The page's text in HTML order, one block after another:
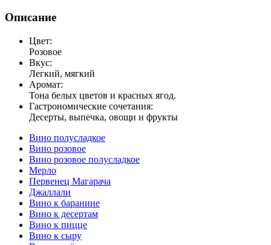
Описание
Цвет:
Розовое
Вкус:
Легкий, мягкий
Аромат:
Тона белых цветов и красных ягод.
Гастрономические сочетания:
Десерты, выпечка, овощи и фрукты
Вино полусладкое
Вино розовое
Вино розовое полусладкое
Мерло
Первенец Магарача
Джаллали
Вино к баранине
Вино к десертам
Вино к пицце
Вино к сыру